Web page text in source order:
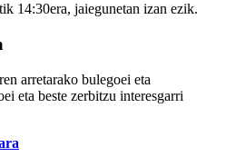
14:30era, jaiegunetan izan ezik.
arretarako bulegoei eta
eta beste zerbitzu interesgarri